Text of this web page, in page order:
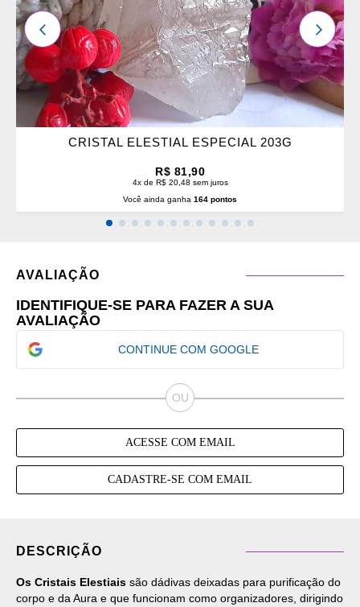
CRISTAL ELESTIAL ESPECIAL 203G
R$ 81,90
4x de R$ 20,48 sem juros
Você ainda ganha 164 pontos
ANTERIOR
AVALIAÇÃO
IDENTIFIQUE-SE PARA FAZER A SUA
AVALIAÇÃO
CONTINUE COM GOOGLE
ACESSE COM EMAIL
CADASTRE-SE COM EMAIL
DESCRIÇÃO
Os Cristais Elestiais são dádivas deixadas para purificação do
corpo e da Aura e que funcionam como organizadores, dirigindo